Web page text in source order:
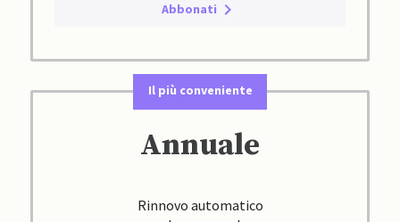
Abbonati
Il più conveniente
Annuale
Rinnovo automatico